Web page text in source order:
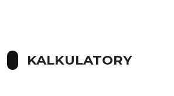
KALKULATORY